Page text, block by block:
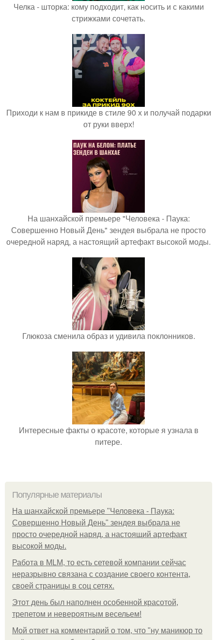
Челка - шторка: кому подходит, как носить и с какими
стрижками сочетать.
Приходи к нам в прикиде в стиле 90 х и получай подарки
от руки вверх!
На шанхайской премьере "Человека - Паука:
Совершенно Новый День" зендея выбрала не просто
очередной наряд, а настоящий артефакт высокой моды.
Глюкоза сменила образ и удивила поклонников.
Интересные факты о красоте, которые я узнала в
питере.
Популярные материалы
На шанхайской премьере "Человека - Паука:
Совершенно Новый День" зендея выбрала не
просто очередной наряд, а настоящий артефакт
высокой моды.
Работа в MLM, то есть сетевой компании сейчас
неразрывно связана с создание своего контента,
своей страницы в соц сетях.
Этот день был наполнен особенной красотой,
трепетом и невероятным весельем!
Мой ответ на комментарий о том, что "ну маникюр то